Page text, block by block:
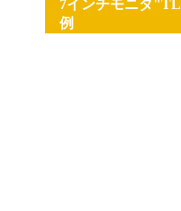
7インチモニタ
例